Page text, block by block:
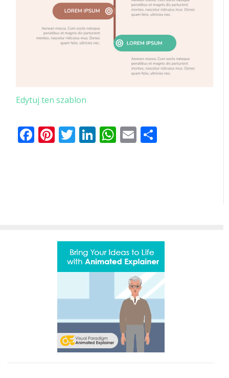
Edytuj ten szablon
Facebook
Pinterest
Twitter
LinkedIn
WhatsApp
Email